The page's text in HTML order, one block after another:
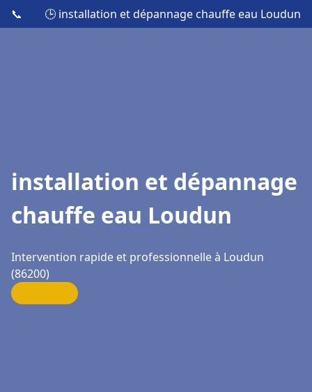
📞 🕒 installation et dépannage chauffe eau Loudun
installation et dépannage
chauffe eau Loudun
Intervention rapide et professionnelle à Loudun
(86200)